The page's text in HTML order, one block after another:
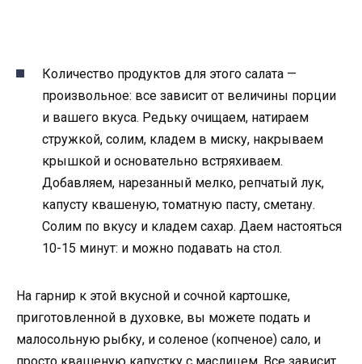
Количество продуктов для этого салата —
произвольное: все зависит от величины порции
и вашего вкуса. Редьку очищаем, натираем
стружкой, солим, кладем в миску, накрываем
крышкой и основательно встряхиваем.
Добавляем, нарезанный мелко, репчатый лук,
капусту квашеную, томатную пасту, сметану.
Солим по вкусу и кладем сахар. Даем настояться
10-15 минут: и можно подавать на стол.
На гарнир к этой вкусной и сочной картошке,
приготовленной в духовке, вы можете подать и
малосольную рыбку, и соленое (копченое) сало, и
просто квашеную капустку с маслицем. Все зависит